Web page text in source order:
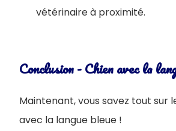
vétérinaire à proximité.
Conclusion - Chien avec la
Maintenant, vous savez tout sur
avec la langue bleue !